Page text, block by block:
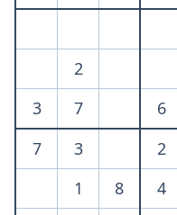
2
3
7
6
7
3 2
1
8 4